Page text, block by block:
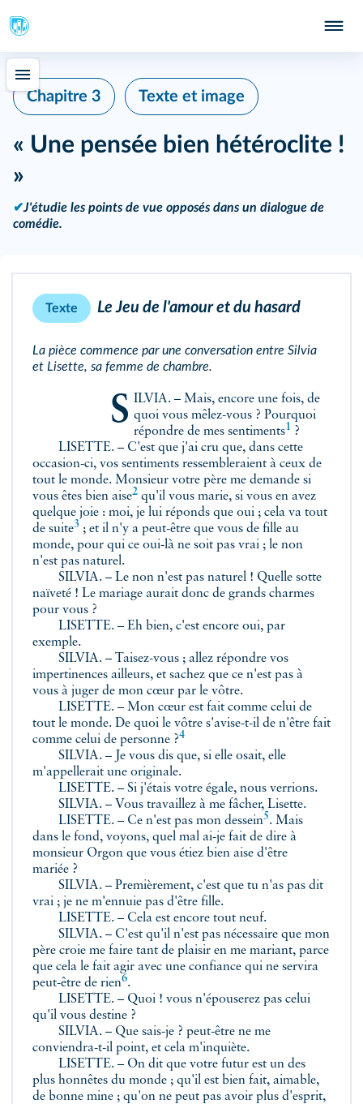
Chapitre 3 Texte et image
« Une pensée bien hétéroclite !
»
✔J'étudie les points de vue opposés dans un dialogue de
comédie.
Texte Le Jeu de l'amour et du hasard
La pièce commence par une conversation entre Silvia
et Lisette, sa femme de chambre.
SILVIA. – Mais, encore une fois, de quoi vous mêlez-vous ? Pourquoi
répondre de mes sentiments1 ?
LISETTE. – C'est que j'ai cru que, dans cette
occasion-ci, vos sentiments ressembleraient à ceux de
tout le monde. Monsieur votre père me demande si
vous êtes bien aise2 qu'il vous marie, si vous en avez
quelque joie : moi, je lui réponds que oui ; cela va tout
de suite3 ; et il n'y a peut-être que vous de fille au
monde, pour qui ce oui-là ne soit pas vrai ; le non
n'est pas naturel.
SILVIA. – Le non n'est pas naturel ! Quelle sotte
naïveté ! Le mariage aurait donc de grands charmes
pour vous ?
LISETTE. – Eh bien, c'est encore oui, par
exemple.
SILVIA. – Taisez-vous ; allez répondre vos
impertinences ailleurs, et sachez que ce n'est pas à
vous à juger de mon cœur par le vôtre.
LISETTE. – Mon cœur est fait comme celui de
tout le monde. De quoi le vôtre s'avise-t-il de n'être fait
comme celui de personne ?4
SILVIA. – Je vous dis que, si elle osait, elle
m'appellerait une originale.
LISETTE. – Si j'étais votre égale, nous verrions.
SILVIA. – Vous travaillez à me fâcher, Lisette.
LISETTE. – Ce n'est pas mon dessein5. Mais
dans le fond, voyons, quel mal ai-je fait de dire à
monsieur Orgon que vous étiez bien aise d'être
mariée ?
SILVIA. – Premièrement, c'est que tu n'as pas dit
vrai ; je ne m'ennuie pas d'être fille.
LISETTE. – Cela est encore tout neuf.
SILVIA. – C'est qu'il n'est pas nécessaire que mon
père croie me faire tant de plaisir en me mariant, parce
que cela le fait agir avec une confiance qui ne servira
peut-être de rien6.
LISETTE. – Quoi ! vous n'épouserez pas celui
qu'il vous destine ?
SILVIA. – Que sais-je ? peut-être ne me
conviendra-t-il point, et cela m'inquiète.
LISETTE. – On dit que votre futur est un des
plus honnêtes du monde ; qu'il est bien fait, aimable,
de bonne mine ; qu'on ne peut pas avoir plus d'esprit,